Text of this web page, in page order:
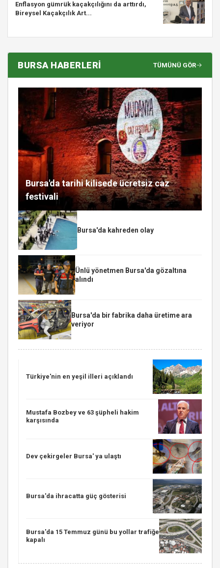
Enflasyon gümrük kaçakçılığını da arttırdı,
Bireysel Kaçakçılık Art...
BURSA HABERLERİ TÜMÜNÜ GÖR
Bursa'da tarihi kilisede ücretsiz caz
festivali
Bursa'da kahreden olay
Ünlü yönetmen Bursa'da gözaltına
alındı
Bursa'da bir fabrika daha üretime ara
veriyor
Türkiye'nin en yeşil illeri açıklandı
Mustafa Bozbey ve 63 şüpheli hakim
karşısında
Dev çekirgeler Bursa' ya ulaştı
Bursa'da ihracatta güç gösterisi
Bursa'da 15 Temmuz günü bu yollar trafiğe
kapalı